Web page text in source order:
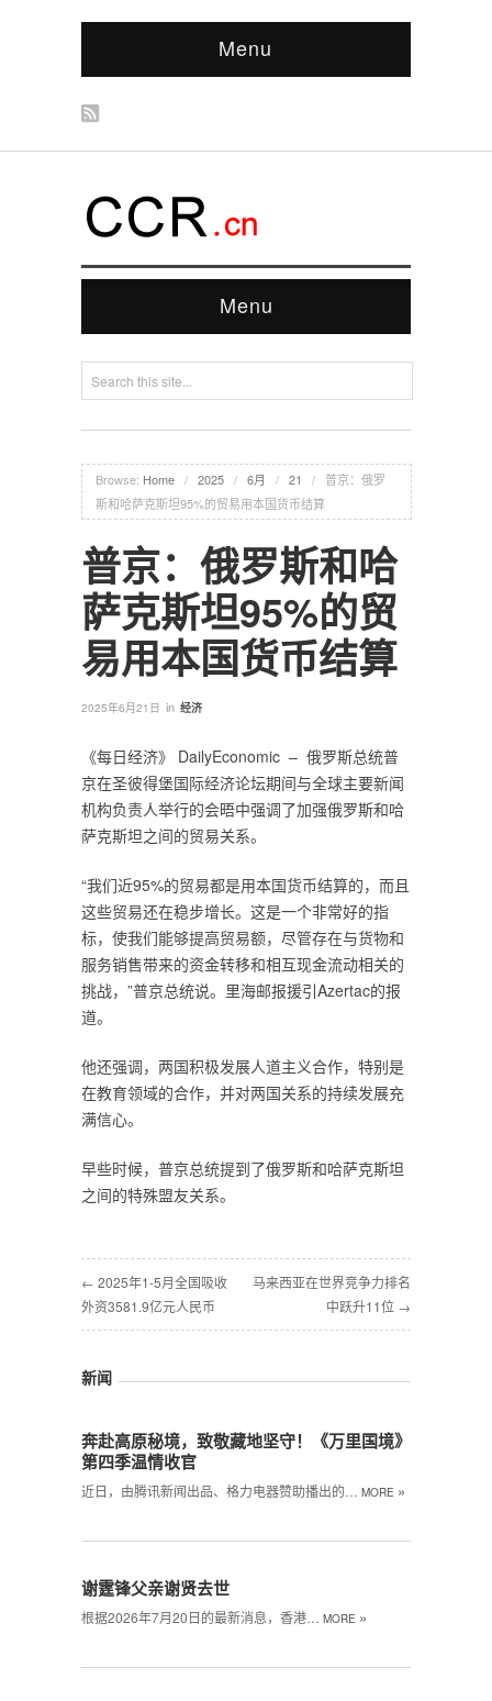
Menu
Menu
Browse: Home / 2025 / 6月 / 21 / 普京：俄罗
斯和哈萨克斯坦95%的贸易用本国货币结算
普京：俄罗斯和哈
萨克斯坦95%的贸
易用本国货币结算
2025年6月21日 in 经济
《每日经济》 DailyEconomic – 俄罗斯总统普
京在圣彼得堡国际经济论坛期间与全球主要新闻
机构负责人举行的会晤中强调了加强俄罗斯和哈
萨克斯坦之间的贸易关系。
“我们近95%的贸易都是用本国货币结算的，而且
这些贸易还在稳步增长。这是一个非常好的指
标，使我们能够提高贸易额，尽管存在与货物和
服务销售带来的资金转移和相互现金流动相关的
挑战，”普京总统说。里海邮报援引Azertac的报
道。
他还强调，两国积极发展人道主义合作，特别是
在教育领域的合作，并对两国关系的持续发展充
满信心。
早些时候，普京总统提到了俄罗斯和哈萨克斯坦
之间的特殊盟友关系。
← 2025年1-5月全国吸收
外资3581.9亿元人民币
马来西亚在世界竞争力排名
中跃升11位 →
新闻
奔赴高原秘境，致敬藏地坚守！《万里国境》
第四季温情收官
近日，由腾讯新闻出品、格力电器赞助播出的… MORE »
谢霆锋父亲谢贤去世
根据2026年7月20日的最新消息，香港… MORE »